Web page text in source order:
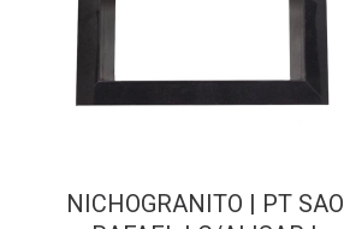
NICHOGRANITO | PT SAO